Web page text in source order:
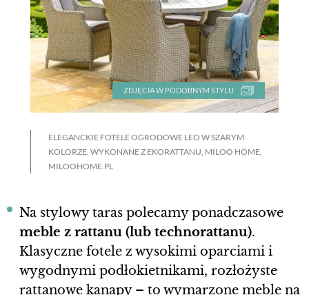
ZDJĘCIA W PODOBNYM STYLU
ELEGANCKIE FOTELE OGRODOWE LEO W SZARYM
KOLORZE, WYKONANE Z EKORATTANU, MILOO HOME,
MILOOHOME.PL
Na stylowy taras polecamy ponadczasowe
meble z rattanu (lub technorattanu).
Klasyczne fotele z wysokimi oparciami i
wygodnymi podłokietnikami, rozłożyste
rattanowe kanapy – to wymarzone meble na